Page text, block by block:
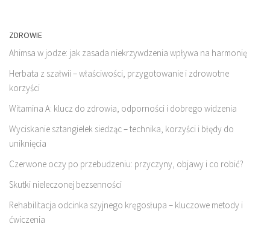
ZDROWIE
Ahimsa w jodze: jak zasada niekrzywdzenia wpływa na harmonię
Herbata z szałwii – właściwości, przygotowanie i zdrowotne
korzyści
Witamina A: klucz do zdrowia, odporności i dobrego widzenia
Wyciskanie sztangielek siedząc – technika, korzyści i błędy do
uniknięcia
Czerwone oczy po przebudzeniu: przyczyny, objawy i co robić?
Skutki nieleczonej bezsenności
Rehabilitacja odcinka szyjnego kręgosłupa – kluczowe metody i
ćwiczenia